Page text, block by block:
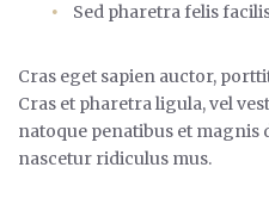
Sed pharetra felis
Cras eget sapien auctor,
Cras et pharetra ligula, vel
natoque penatibus et magnis
nascetur ridiculus mus.